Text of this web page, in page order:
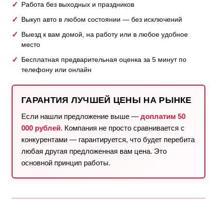
Работа без выходных и праздников
Выкуп авто в любом состоянии — без исключений
Выезд к вам домой, на работу или в любое удобное
место
Бесплатная предварительная оценка за 5 минут по
телефону или онлайн
ГАРАНТИЯ ЛУЧШЕЙ ЦЕНЫ НА РЫНКЕ
Если нашли предложение выше — доплатим 50
000 рублей. Компания не просто сравнивается с
конкурентами — гарантируется, что будет перебита
любая другая предложенная вам цена. Это
основной принцип работы.